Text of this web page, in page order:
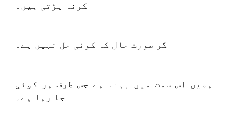
کرنا پڑتی ہیں۔
اگر صورت حال کا کوئی حل نہیں ہے۔
ہمیں اس سمت میں بہنا ہے جس طرف ہر کوئی
جا رہا ہے۔